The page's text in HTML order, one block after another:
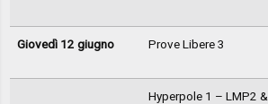
Giovedì 12 giugno Prove Libere 3
Hyperpole 1 – LMP2 &